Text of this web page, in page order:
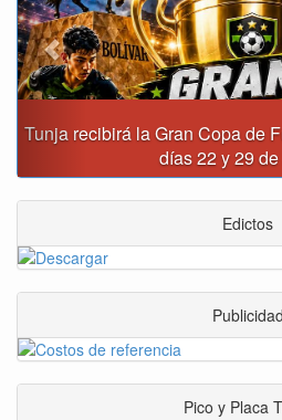
los
Fiscalía destapa presunta
movido $3,1
Edictos
Publicidad
Pico y Placa